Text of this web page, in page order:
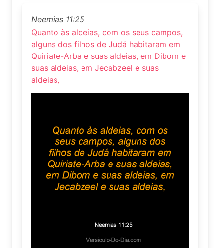
Neemias 11:25
Quanto às aldeias, com os seus campos,
alguns dos filhos de Judá habitaram em
Quiriate-Arba e suas aldeias, em Dibom e
suas aldeias, em Jecabzeel e suas
aldeias,